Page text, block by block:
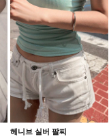
헤니브 실버 팔찌